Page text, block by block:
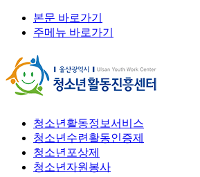
본문 바로가기
주메뉴 바로가기
청소년활동정보서비스
청소년수련활동인증제
청소년포상제
청소년자원봉사